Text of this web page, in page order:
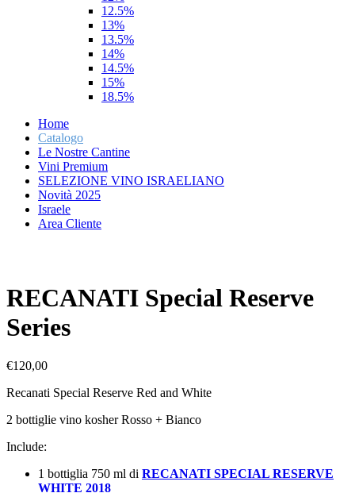
12.5%
13%
13.5%
14%
14.5%
15%
18.5%
Home
Catalogo
Le Nostre Cantine
Vini Premium
SELEZIONE VINO ISRAELIANO
Novità 2025
Israele
Area Cliente
2 bott
RECANATI Special Reserve
Series
€120,00
Recanati Special Reserve Red and White
2 bottiglie vino kosher Rosso + Bianco
Include:
1 bottiglia 750 ml di RECANATI SPECIAL RESERVE
WHITE 2018